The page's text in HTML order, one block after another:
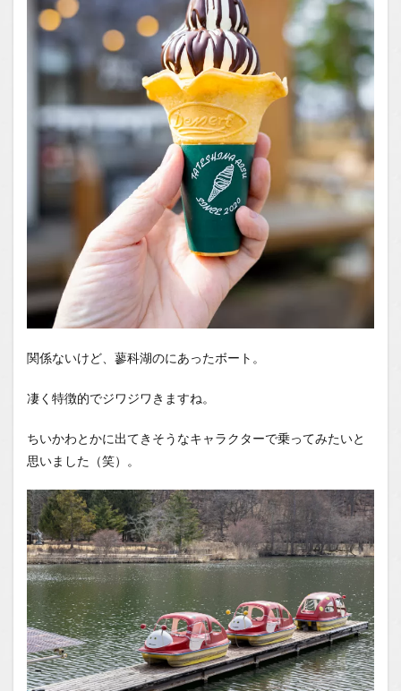
関係ないけど、蓼科湖のにあったボート。
凄く特徴的でジワジワきますね。
ちいかわとかに出てきそうなキャラクターで乗ってみたいと
思いました（笑）。